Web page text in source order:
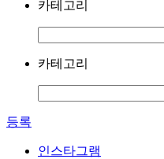
카테고리
카테고리
등록
인스타그램